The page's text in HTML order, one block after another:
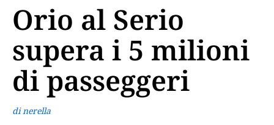
Orio al Serio
supera i 5 milioni
di passeggeri
di nerella